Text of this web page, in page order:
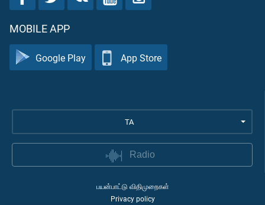
MOBILE APP
Google Play App Store
TA
Radio
பயன்பாட்டு விதிமுறைகள்
Privacy policy